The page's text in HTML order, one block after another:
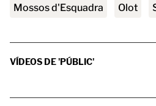
Mossos d'Esquadra Olot
VÍDEOS DE 'PÚBLIC'